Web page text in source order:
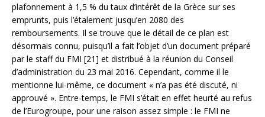
plafonnement à 1,5 % du taux d’intérêt de la Grèce sur ses
emprunts, puis l’étalement jusqu’en 2080 des
remboursements. Il se trouve que le détail de ce plan est
désormais connu, puisqu’il a fait l’objet d’un document préparé
par le staff du FMI [21] et distribué à la réunion du Conseil
d’administration du 23 mai 2016. Cependant, comme il le
mentionne lui-même, ce document « n’a pas été discuté, ni
approuvé ». Entre-temps, le FMI s’était en effet heurté au refus
de l’Eurogroupe, pour une raison assez simple : le FMI ne